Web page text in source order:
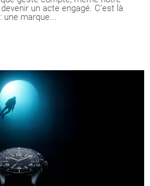
un acte engagé. C’est là
une marque...